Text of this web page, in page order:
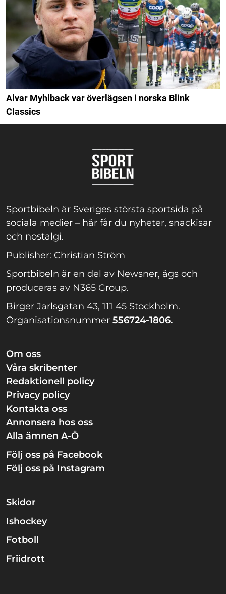
Alvar Myhlback var överlägsen i norska Blink
Classics
Sportbibeln är Sveriges största sportsida på
sociala medier – här får du nyheter, snackisar
och nostalgi.
Publisher: Christian Ström
Sportbibeln är en del av Newsner, ägs och
produceras av N365 Group.
Birger Jarlsgatan 43, 111 45 Stockholm.
Organisationsnummer 556724-1806.
Om oss
Våra skribenter
Redaktionell policy
Privacy policy
Kontakta oss
Annonsera hos oss
Alla ämnen A-Ö
Följ oss på Facebook
Följ oss på Instagram
Skidor
Ishockey
Fotboll
Friidrott